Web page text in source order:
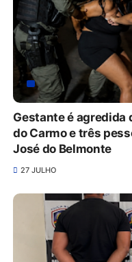
Gestante é
do Carmo e três
José do Belmonte
27 JULHO